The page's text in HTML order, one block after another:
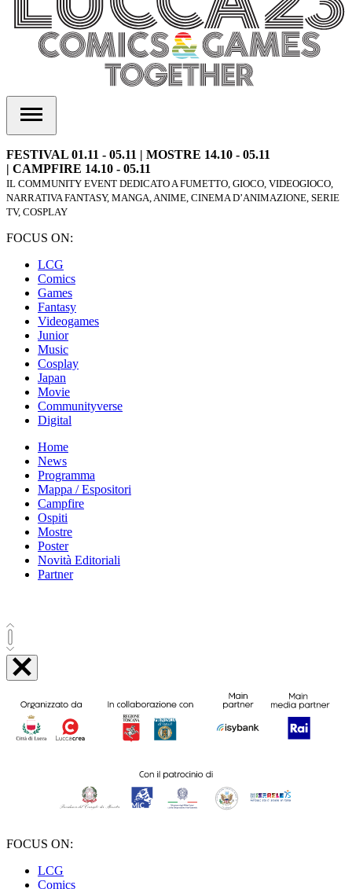
FESTIVAL 01.11 - 05.11 | MOSTRE 14.10 - 05.11
| CAMPFIRE 14.10 - 05.11
IL COMMUNITY EVENT DEDICATO A FUMETTO, GIOCO, VIDEOGIOCO,
NARRATIVA FANTASY, MANGA, ANIME, CINEMA D’ANIMAZIONE, SERIE
TV, COSPLAY
FOCUS ON:
LCG
Comics
Games
Fantasy
Videogames
Junior
Music
Cosplay
Japan
Movie
Communityverse
Digital
Home
News
Programma
Mappa / Espositori
Campfire
Ospiti
Mostre
Poster
Novità Editoriali
Partner
FOCUS ON:
LCG
Comics